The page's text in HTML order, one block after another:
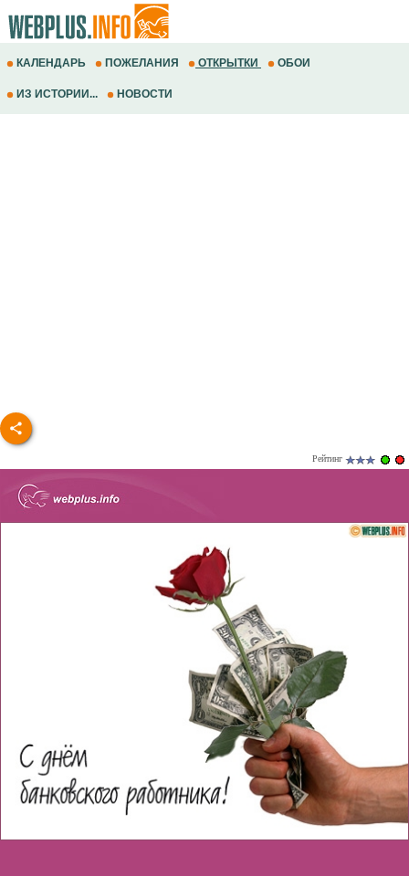
КАЛЕНДАРЬ ПОЖЕЛАНИЯ ОТКРЫТКИ ОБОИ
ИЗ ИСТОРИИ... НОВОСТИ
Рейтинг